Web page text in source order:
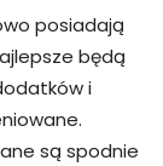
posiadają
będą
i
są spodnie